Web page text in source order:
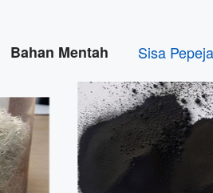
Bahan Mentah Sisa